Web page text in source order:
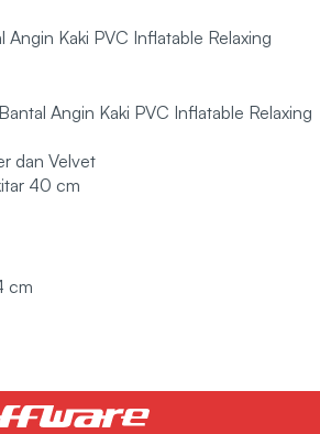
Kaki PVC Inflatable Relaxing
Angin Kaki PVC Inflatable Relaxing
dan Velvet
40 cm
cm